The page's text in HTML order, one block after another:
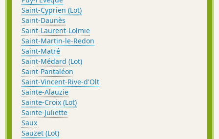
Saint-Cyprien (Lot)
Saint-Daunès
Saint-Laurent-Lolmie
Saint-Martin-le-Redon
Saint-Matré
Saint-Médard (Lot)
Saint-Pantaléon
Saint-Vincent-Rive-d'Olt
Sainte-Alauzie
Sainte-Croix (Lot)
Sainte-Juliette
Saux
Sauzet (Lot)